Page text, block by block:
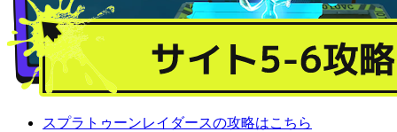
スプラトゥーンレイダースの攻略はこちら